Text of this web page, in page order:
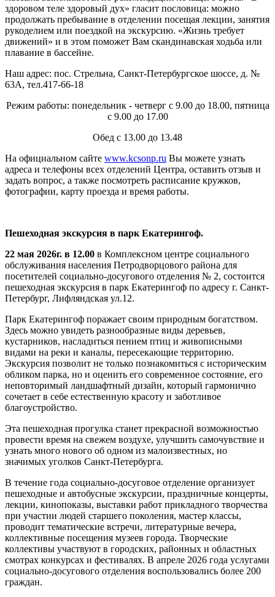
здоровом теле здоровый дух» гласит пословица: можно
продолжать пребывание в отделении посещая лекции, занятия
рукоделием или поездкой на экскурсию. «Жизнь требует
движений» и в этом поможет Вам скандинавская ходьба или
плавание в бассейне.
Наш адрес: пос. Стрельна, Санкт-Петербургское шоссе, д. №
63А, тел.417-66-18
Режим работы: понедельник - четверг с 9.00 до 18.00, пятница
с 9.00 до 17.00
Обед с 13.00 до 13.48
На официальном сайте www.kcsonp.ru Вы можете узнать
адреса и телефоны всех отделений Центра, оставить отзыв и
задать вопрос, а также посмотреть расписание кружков,
фотографии, карту проезда и время работы.
Пешеходная экскурсия в парк Екатерингоф.
22 мая 2026г. в 12.00 в Комплексном центре социального
обслуживания населения Петродворцового района для
посетителей социально-досугового отделения № 2, состоится
пешеходная экскурсия в парк Екатерингоф по адресу г. Санкт-
Петербург, Лифляндская ул.12.
Парк Екатерингоф поражает своим природным богатством.
Здесь можно увидеть разнообразные виды деревьев,
кустарников, насладиться пением птиц и живописными
видами на реки и каналы, пересекающие территорию.
Экскурсия позволит не только познакомиться с историческим
обликом парка, но и оценить его современное состояние, его
неповторимый ландшафтный дизайн, который гармонично
сочетает в себе естественную красоту и заботливое
благоустройство.
Эта пешеходная прогулка станет прекрасной возможностью
провести время на свежем воздухе, улучшить самочувствие и
узнать много нового об одном из малоизвестных, но
значимых уголков Санкт-Петербурга.
В течение года социально-досуговое отделение организует
пешеходные и автобусные экскурсии, праздничные концерты,
лекции, кинопоказы, выставки работ прикладного творчества
при участии людей старшего поколения, мастер классы,
проводит тематические встречи, литературные вечера,
коллективные посещения музеев города. Творческие
коллективы участвуют в городских, районных и областных
смотрах конкурсах и фестивалях. В апреле 2026 года услугами
социально-досугового отделения воспользовались более 200
граждан.